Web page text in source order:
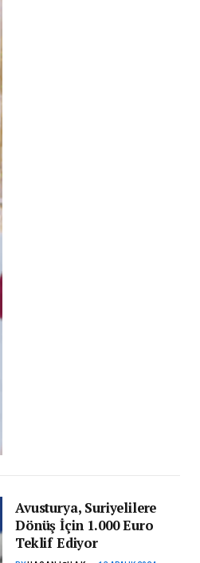
Avusturya, Suriyelilere
Dönüş İçin 1.000 Euro
Teklif Ediyor